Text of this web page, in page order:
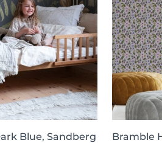
Blue, Sandberg Bramble